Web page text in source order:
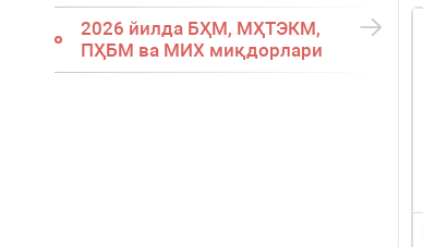
2026 йилда БҲМ, МҲТЭКМ,
ПҲБМ ва МИХ миқдорлари